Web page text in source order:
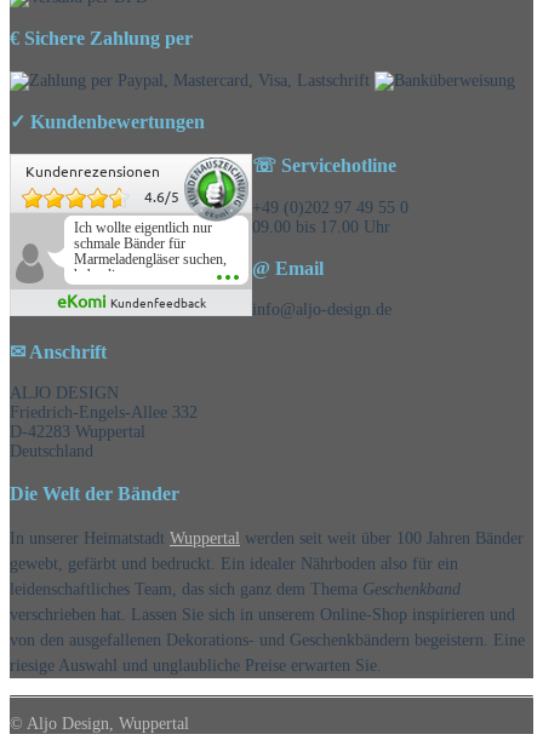
€ Sichere Zahlung per
✓ Kundenbewertungen
Kundenrezensionen
4.6/5
Ich wollte eigentlich nur
schmale Bänder für
Marmeladengläser suchen,
habe die
Überraschungsbänder
mitbestellt und war positiv
eKomi Kundenfeedback
☏ Servicehotline
+49 (0)202 97 49 55 0
09.00 bis 17.00 Uhr
@ Email
info@aljo-design.de
✉ Anschrift
ALJO DESIGN
Friedrich-Engels-Allee 332
D-42283 Wuppertal
Deutschland
Die Welt der Bänder
In unserer Heimatstadt Wuppertal werden seit weit über 100 Jahren Bänder
gewebt, gefärbt und bedruckt. Ein idealer Nährboden also für ein
leidenschaftliches Team, das sich ganz dem Thema Geschenkband
verschrieben hat. Lassen Sie sich in unserem Online-Shop inspirieren und
von den ausgefallenen Dekorations- und Geschenkbändern begeistern. Eine
riesige Auswahl und unglaubliche Preise erwarten Sie.
© Aljo Design, Wuppertal